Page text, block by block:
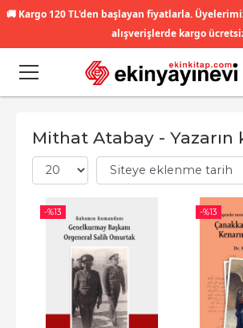
🚚 Kargo 120 TL'den başlayan fiyatlarla.
alışverişlerde kargo
Mithat Atabay - Yazarın
-%13 -%13